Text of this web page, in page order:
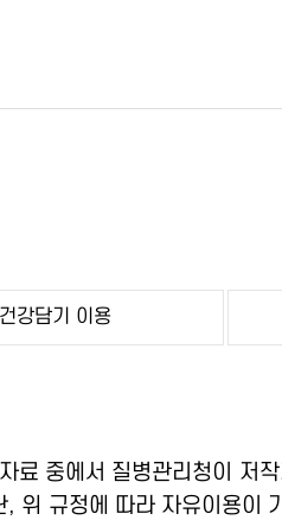
건강담기 이용
료 중에서 질병관리청이 저
위 규정에 따라 자유이용이